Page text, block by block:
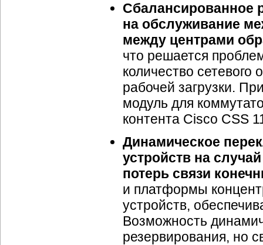
Сбалансированное
на обслуживание
между центрами
что решается
количество
рабочей загрузки.
модуль для
контента Cisco CSS
Динамическое
устройств на
потерь связи
и платформы
устройств,
Возможность
резервирования, но